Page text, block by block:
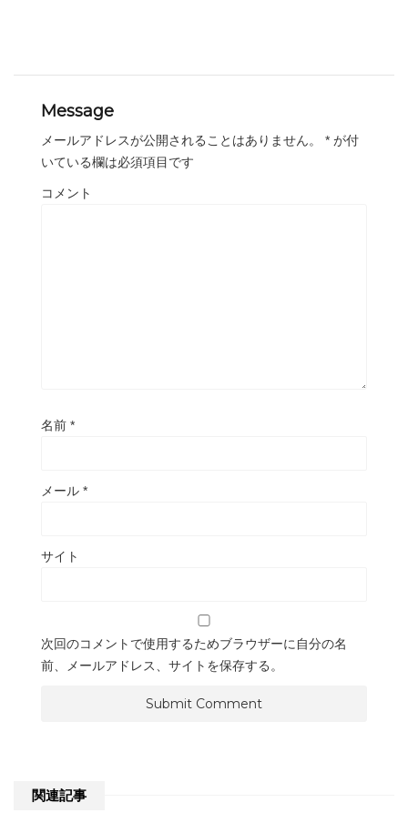
Message
メールアドレスが公開されることはありません。 * が付
いている欄は必須項目です
コメント
名前 *
メール *
サイト
次回のコメントで使用するためブラウザーに自分の名
前、メールアドレス、サイトを保存する。
関連記事